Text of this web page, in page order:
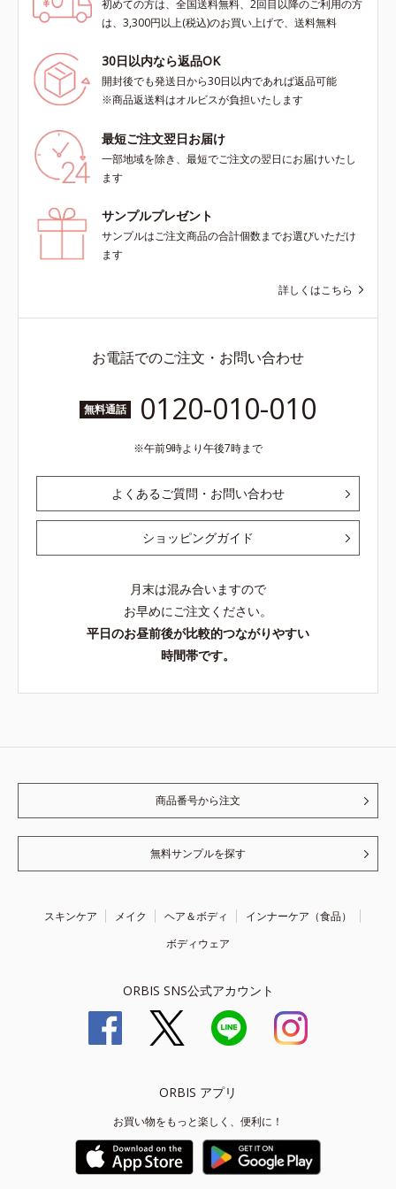
初めての方は、全国送料無料、2回目以降のご利用の方
は、3,300円以上(税込)のお買い上げで、送料無料
30日以内なら返品OK
開封後でも発送日から30日以内であれば返品可能
※商品返送料はオルビスが負担いたします
最短ご注文翌日お届け
一部地域を除き、最短でご注文の翌日にお届けいたし
ます
サンプルプレゼント
サンプルはご注文商品の合計個数までお選びいただけ
ます
詳しくはこちら
お電話でのご注文・お問い合わせ
無料通話 0120-010-010
午前9時より午後7時まで
よくあるご質問・お問い合わせ
ショッピングガイド
月末は混み合いますので
お早めにご注文ください。
平日のお昼前後が比較的つながりやすい
時間帯です。
商品番号から注文
無料サンプルを探す
スキンケア メイク ヘア＆ボディ
インナーケア（食品）
ボディウェア
ORBIS SNS公式アカウント
ORBIS アプリ
お買い物をもっと楽しく、便利に！